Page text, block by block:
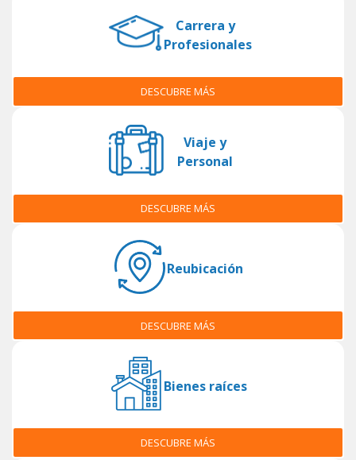
Carrera y
Profesionales
DESCUBRE MÁS
Viaje y
Personal
DESCUBRE MÁS
Reubicación
DESCUBRE MÁS
Bienes raíces
DESCUBRE MÁS